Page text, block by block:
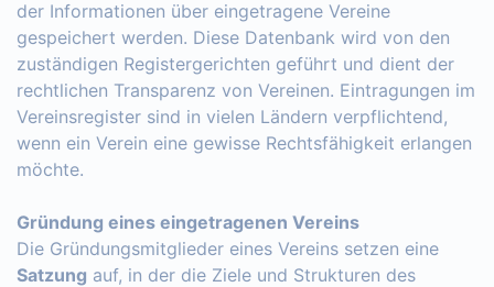
der Informationen über eingetragene Vereine
gespeichert werden. Diese Datenbank wird von den
zuständigen Registergerichten geführt und dient der
rechtlichen Transparenz von Vereinen. Eintragungen im
Vereinsregister sind in vielen Ländern verpflichtend,
wenn ein Verein eine gewisse Rechtsfähigkeit erlangen
möchte.
Gründung eines eingetragenen Vereins
Die Gründungsmitglieder eines Vereins setzen eine
Satzung auf, in der die Ziele und Strukturen des